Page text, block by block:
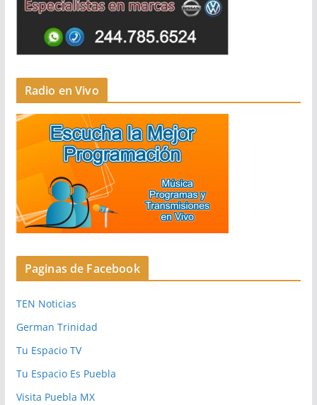
Radio en Vivo
Paginas de Facebook
TEN Noticias
German Trinidad
Tu Espacio TV
Tu Espacio Es Puebla
Visita Puebla MX